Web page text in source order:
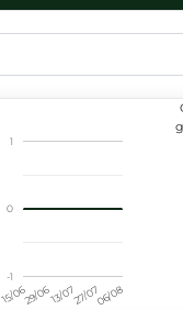
15/0629/0613/0727/0706/08
-1
0
1